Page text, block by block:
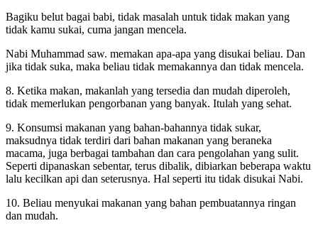
Bagiku belut bagai babi, tidak masalah untuk tidak makan yang
tidak kamu sukai, cuma jangan mencela.
Nabi Muhammad saw. memakan apa-apa yang disukai beliau. Dan
jika tidak suka, maka beliau tidak memakannya dan tidak mencela.
8. Ketika makan, makanlah yang tersedia dan mudah diperoleh,
tidak memerlukan pengorbanan yang banyak. Itulah yang sehat.
9. Konsumsi makanan yang bahan-bahannya tidak sukar,
maksudnya tidak terdiri dari bahan makanan yang beraneka
macama, juga berbagai tambahan dan cara pengolahan yang sulit.
Seperti dipanaskan sebentar, terus dibalik, dibiarkan beberapa waktu
lalu kecilkan api dan seterusnya. Hal seperti itu tidak disukai Nabi.
10. Beliau menyukai makanan yang bahan pembuatannya ringan
dan mudah.